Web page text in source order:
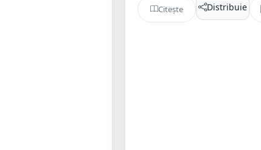
Citește Distribuie